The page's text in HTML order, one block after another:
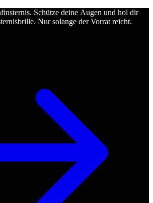
Schütze deine Augen und hol dir
Nur solange der Vorrat reicht.